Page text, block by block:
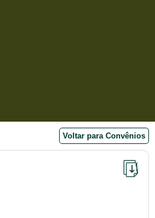
Voltar para Convênios